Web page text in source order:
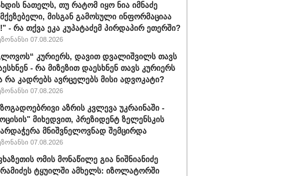
ნათელს, თუ რატომ იყო ნია იმნაძე
მისგან გამოსული ინფორმაციაა
- რა თქვა ეკა კუპატაძემ პირდაპირ ეთერში?
07.08.2026
კურიერს, დავით დვალიშვილს თავს
- რა მიზეზით დაესხნენ თავს კურიერს
რა კადრებს ავრცელებს მისი ადვოკატი?
07.08.2026
აზრის კვლევა უკრაინაში -
მიხედვით, პრეზიდენტ ზელენსკის
მნიშვნელოვნად შემცირდა
07.08.2026
ომის მონაწილე გია ნიშნიანიძე
ტყუილში ამხელს: იზოლატორში